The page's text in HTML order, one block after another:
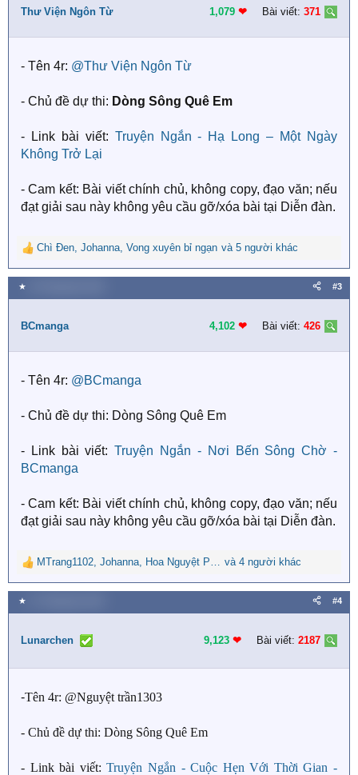
i
n
:
Thư Viện Ngôn Từ 1,079 ❤︎ Bài viết: 371
- Tên 4r: @Thư Viện Ngôn Từ
- Chủ đề dự thi: Dòng Sông Quê Em
- Link bài viết: Truyện Ngắn - Hạ Long – Một Ngày
Không Trở Lại
- Cam kết: Bài viết chính chủ, không copy, đạo văn; nếu
đạt giải sau này không yêu cầu gỡ/xóa bài tại Diễn đàn.
R
e
a
c
i
n
:
Chì Đen, Johanna, Vong xuyên bỉ ngạn và 5 người khác
★ #3
BCmanga 4,102 ❤︎ Bài viết: 426
- Tên 4r: @BCmanga
- Chủ đề dự thi: Dòng Sông Quê Em
- Link bài viết:Truyện Ngắn - Nơi Bến Sông Chờ -
BCmanga
- Cam kết: Bài viết chính chủ, không copy, đạo văn; nếu
đạt giải sau này không yêu cầu gỡ/xóa bài tại Diễn đàn.
R
e
a
c
i
n
:
MTrang1102, Johanna, Hoa Nguyệt Phụng và 4 người khác
★ #4
Lunarchen 9,123 ❤︎ Bài viết: 2187
-Tên 4r: @Nguyệt trần1303
- Chủ đề dự thi: Dòng Sông Quê Em
- Link bài viết:Truyện Ngắn - Cuộc Hẹn Với Thời Gian -